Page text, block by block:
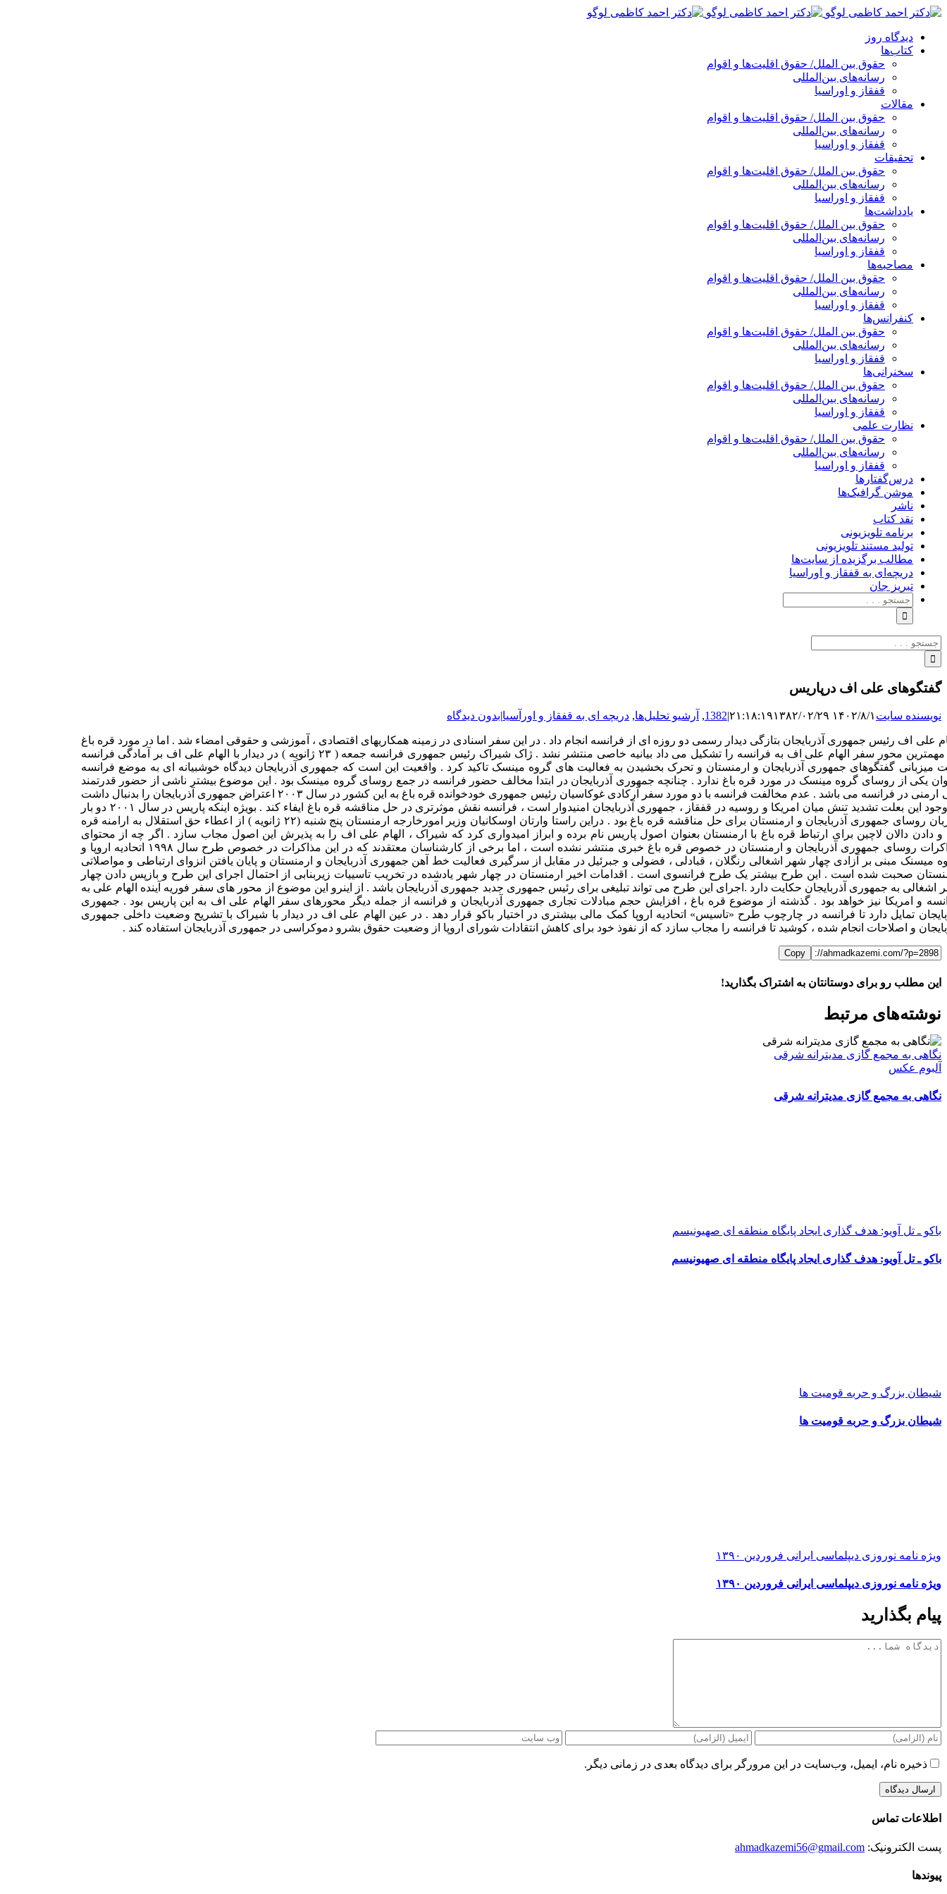
پرش
محتوا
دیدگاه روز
کتاب‌ها
حقوق بین الملل/ حقوق اقلیت‌ها و اقوام
رسانه‌های بین‌المللی
قفقاز و اوراسیا
مقالات
حقوق بین الملل/ حقوق اقلیت‌ها و اقوام
رسانه‌های بین‌المللی
قفقاز و اوراسیا
تحقیقات
حقوق بین الملل/ حقوق اقلیت‌ها و اقوام
رسانه‌های بین‌المللی
قفقاز و اوراسیا
یادداشت‌ها
حقوق بین الملل/ حقوق اقلیت‌ها و اقوام
رسانه‌های بین‌المللی
قفقاز و اوراسیا
مصاحبه‌ها
حقوق بین الملل/ حقوق اقلیت‌ها و اقوام
رسانه‌های بین‌المللی
قفقاز و اوراسیا
کنفرانس‌ها
حقوق بین الملل/ حقوق اقلیت‌ها و اقوام
رسانه‌های بین‌المللی
قفقاز و اوراسیا
سخنرانی‌ها
حقوق بین الملل/ حقوق اقلیت‌ها و اقوام
رسانه‌های بین‌المللی
قفقاز و اوراسیا
نظارت علمی
حقوق بین الملل/ حقوق اقلیت‌ها و اقوام
رسانه‌های بین‌المللی
قفقاز و اوراسیا
درس‌گفتارها
موشن گرافیک‌ها
ناشر
نقد کتاب
برنامه‌ تلویزیونی
تولید مستند تلویزیونی
مطالب برگزیده از سایت‌ها
دریچه‌ای به قفقاز و اوراسیا
تبریزِ جان
جستجو
برای:
جستجو
برای:
گفتگوهای علی اف درپاریس
نویسنده سایت ۱۴۰۲/۸/۱ ۲۱:۱۸:۱۹ ۱۳۸۲/۰۲/۲۹ |
1382
, آرشیو تحلیل‌ها, دریچه ای به قفقاز و اورآسیا|بدون دیدگاه
علی اف رئیس جمهوری آذربایجان بتازگی دیدار رسمی دو روزه ای از فرانسه انجام داد . در این سفر اسنادی در زمینه همکاریهای اقتصادی ، آموزشی و حقوقی امضاء شد . اما در مورد قره باغ
که مهمترین محور سفر الهام علی اف به فرانسه را تشکیل می داد بیانیه خاصی منتشر نشد . ژاک شیراک رئیس جمهوری فرانسه جمعه ( ۲۳ ژانویه ) در دیدار با الهام علی اف بر آمادگی فرانسه
میزبانی گفتگوهای جمهوری آذربایجان و ارمنستان و تحرک بخشیدن به فعالیت های گروه مینسک تاکید کرد . واقعیت این است که جمهوری آذربایجان دیدگاه خوشبیانه ای به موضع فرانسه
یکی از روسای گروه مینسک در مورد قره باغ ندارد . چنانچه جمهوری آذربایجان در ابتدا مخالف حضور فرانسه در جمع روسای گروه مینسک بود . این موضوع بیشتر ناشی از حضور قدرتمند
لابی ارمنی در فرانسه می باشد . عدم مخالفت فرانسه با دو مورد سفر آرکادی غوکاسیان رئیس جمهوری خودخوانده قره باغ به این کشور در سال ۲۰۰۳ اعتراض جمهوری آذربایجان را بدنبال داشت
. باوجود این بعلت تشدید تنش میان امریکا و روسیه در قفقاز ، جمهوری آذربایجان امنیدوار است ، فرانسه نقش موثرتری در حل مناقشه قره باغ ایفاء کند . بویژه اینکه پاریس در سال ۲۰۰۱ دو بار
میزبان روسای جمهوری آذربایجان و ارمنستان برای حل مناقشه قره باغ بود . دراین راستا وارتان اوسکانیان وزیر امورخارجه ارمنستان پنج شنبه (۲۲ ژانویه ) از اعطاء حق استقلال به ارامنه قره
و دادن دالان لاچین برای ارتباط قره باغ با ارمنستان بعنوان اصول پاریس نام برده و ابراز امیدواری کرد که شیراک ، الهام علی اف را به پذیرش این اصول مجاب سازد . اگر چه از محتوای
مذاکرات روسای جمهوری آذربایجان و ارمنستان در خصوص قره باغ خبری منتشر نشده است ، اما برخی از کارشناسان معتقدند که در این مذاکرات در خصوص طرح سال ۱۹۹۸ اتحادیه اروپا و
میسنک مبنی بر آزادی چهار شهر اشغالی رنگلان ، قبادلی ، فضولی و جبرئیل در مقابل از سرگیری فعالیت خط آهن جمهوری آذربایجان و ارمنستان و پایان یافتن انزوای ارتباطی و مواصلاتی
صحبت شده است . این طرح بیشتر یک طرح فرانسوی است . اقدامات اخیر ارمنستان در چهار شهر یادشده در تخریب تاسییات زیربنابی از احتمال اجرای این طرح و بازپس دادن چهار
اشغالی به جمهوری آذربایجان حکایت دارد .اجرای این طرح می تواند تبلیغی برای رئیس جمهوری جدبد جمهوری آذربایجان باشد . از اینرو این موضوع از محور های سفر فوریه آینده الهام علی به
و امریکا نیز خواهد بود . گذشته از موضوع قره باغ ، افزایش حجم مبادلات تجاری جمهوری آذربایجان و فرانسه از جمله دیگر محورهای سفر الهام علی اف به این پاریس بود . جمهوری
تمایل دارد تا فرانسه در چارچوب طرح «تاسیس» اتحادیه اروپا کمک مالی بیشتری در اختیار باکو قرار دهد . در عین الهام علی اف در دیدار با شیراک با تشریح وضعیت داخلی جمهوری
و اصلاحات انجام شده ، کوشید تا فرانسه را مجاب سازد که از نفوذ خود برای کاهش انتقادات شورای اروپا از وضعیت حقوق بشرو دموکراسی در جمهوری آذربایجان استفاده کند .
Copy
این مطلب رو برای دوستانتان به اشتراک بگذارید!
FacebookX
LinkedIn
WhatsApp
Telegram
ایمیل
نوشته‌‌های مرتبط
نگاهی به مجمع گازی مدیترانه شرقی
آلبوم عکس
نگاهی به مجمع گازی مدیترانه شرقی
باکو ـ تل آویو: هدف گذاری ایجاد پایگاه منطقه ای صهیونیسم
باکو ـ تل آویو: هدف گذاری ایجاد پایگاه منطقه ای صهیونیسم
شیطان بزرگ و حربه قومیت ها
شیطان بزرگ و حربه قومیت ها
ویژه نامه نوروزی دیپلماسی ایرانی فروردین ۱۳۹۰
ویژه نامه نوروزی دیپلماسی ایرانی فروردین ۱۳۹۰
پیام بگذارید
دیدگاه
ذخیره نام، ایمیل، وب‌سایت در این مرورگر برای دیدگاه بعدی در زمانی دیگر.
اطلاعات تماس
پست الکترونیک: ahmadkazemi56@gmail.com
پیوندها